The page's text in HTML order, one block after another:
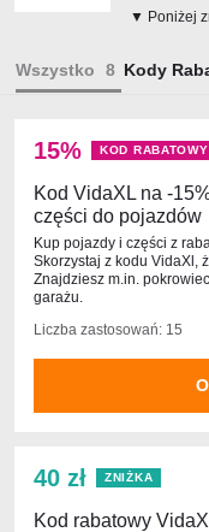
▼ Poniżej
Wszystko Kody
15% KOD RABATOWY
Kod VidaXL na -
części do pojazdów
Kup pojazdy i części z
Skorzystaj z kodu VidaXl,
Znajdziesz m.in.
garażu.
Liczba zastosowań: 15
40 zł ZNIŻKA
Kod rabatowy